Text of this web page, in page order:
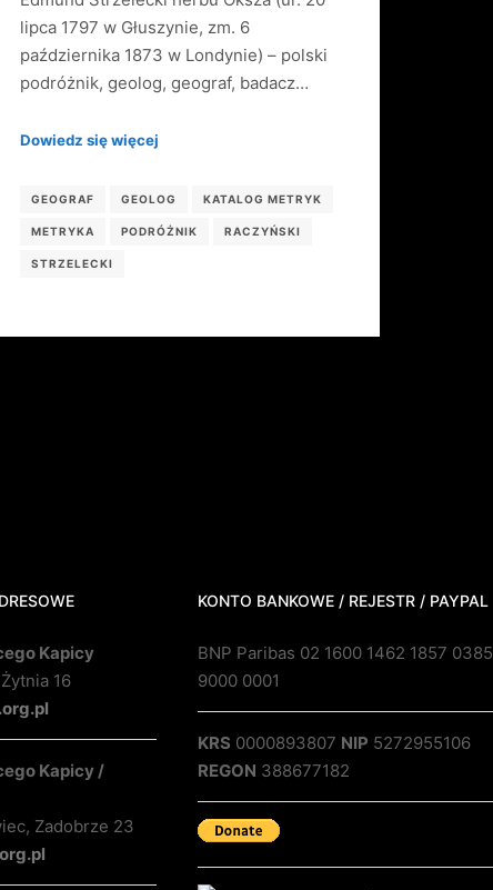
lipca 1797 w Głuszynie, zm. 6
października 1873 w Londynie) – polski
podróżnik, geolog, geograf, badacz…
Dowiedz się więcej
GEOGRAF GEOLOG KATALOG METRYK
METRYKA PODRÓŻNIK RACZYŃSKI
STRZELECKI
Kapicy
16
Kapicy /
Zadobrze 23
KONTO BANKOWE / REJESTR / PAYPAL
BNP Paribas 02 1600 1462 1857 0385
9000 0001
KRS 0000893807 NIP 5272955106
REGON 388677182